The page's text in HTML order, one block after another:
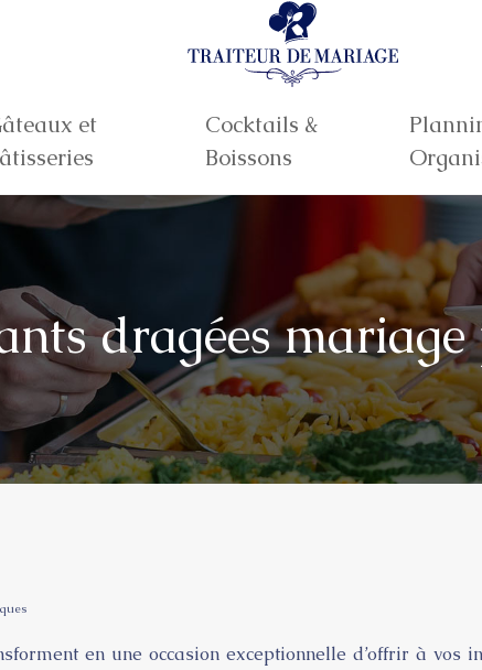
et
Cocktails &
Boissons
dragées
en une occasion exceptionnelle d’offrir à vos